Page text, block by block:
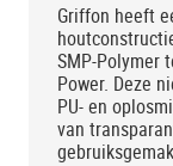
Griffon heeft
SMP-Polymer
Power. Deze
PU- en
van